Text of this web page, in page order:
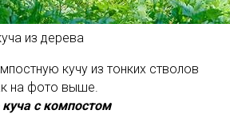
из дерева
кучу из тонких стволов
на фото выше.
с компостом